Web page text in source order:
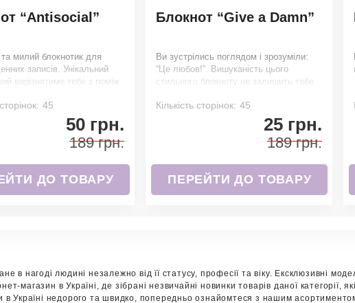
“Antisocial”
милий блокнотик для
записів. Унікальний
вирізнятиме тебе з поміж
45
50 грн.
189 грн.
ДО ТОВАРУ
Блокнот “Give a Damn”
Ви зустрілись поглядом і зрозуміли:
“Це любов!”. Вишуканість цього
стильного блокноту не залишить тебе
Кількість сторінок: 45
25 грн.
189 грн.
ПЕРЕЙТИ ДО ТОВАРУ
в нагоді людині незалежно від її статусу, професії та віку. Ексклюзивні
магазин в Україні, де зібрані незвичайні новинки товарів даної категорії,
в Україні недорого та швидко, попередньо ознайомтеся з нашим
Ми зателефонуємо вам на номер: